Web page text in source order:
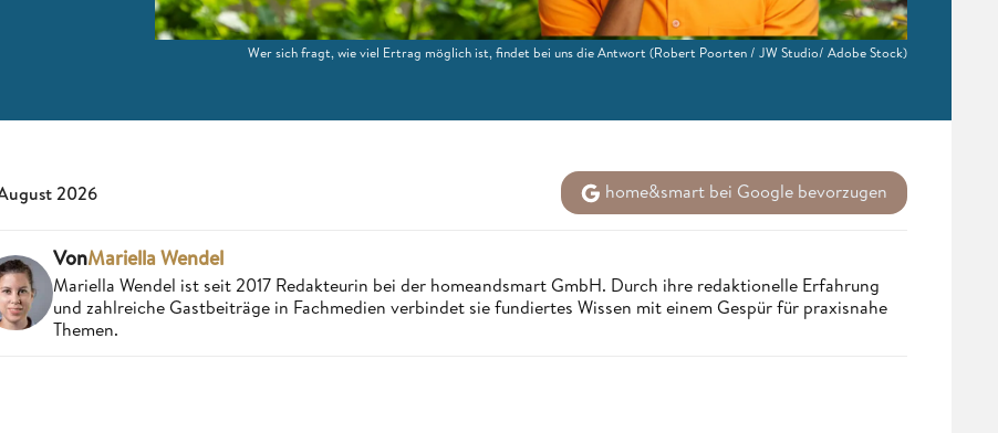
Wer sich fragt, wie viel Ertrag möglich ist, findet bei uns die Antwort (Robert Poorten / JW Studio/ Adobe Stock)
2026 home&smart bei Google bevorzugen
VonMariella Wendel
Mariella Wendel ist seit 2017 Redakteurin bei der homeandsmart GmbH. Durch ihre redaktionelle Erfahrung
und zahlreiche Gastbeiträge in Fachmedien verbindet sie fundiertes Wissen mit einem Gespür für praxisnahe
Themen.